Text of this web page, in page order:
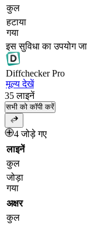
कुल
हटाया
गया
इस सुविधा का उपयोग
DiffcheckerPro
मूल्य देखें
35 लाइनें
सभी को कॉपी करें
4 जोड़े गए
लाइनें
कुल
जोड़ा
गया
अक्षर
कुल